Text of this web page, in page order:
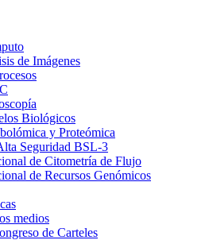
de Imágenes
Biológicos
y Proteómica
Seguridad BSL-3
de Citometría de Flujo
de Recursos Genómicos
medios
de Carteles